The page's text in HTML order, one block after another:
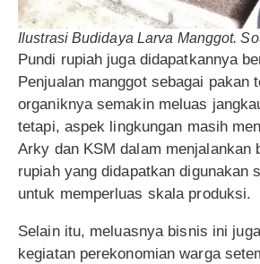
Ilustrasi Budidaya Larva Manggot.
Pundi rupiah juga didapatkannya
Penjualan manggot sebagai pakan
organiknya semakin meluas
tetapi, aspek lingkungan masih
Arky dan KSM dalam menjalankan
rupiah yang didapatkan digunakan
untuk memperluas skala produksi.
Selain itu, meluasnya bisnis ini
kegiatan perekonomian warga